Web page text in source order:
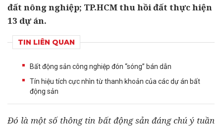
đất nông nghiệp; TP.HCM thu hồi đất thực hiện
13 dự án.
TIN LIÊN QUAN
Bất động sản công nghiệp đón “sóng” bán dẫn
Tín hiệu tích cực nhìn từ thanh khoản của các dự án bất
động sản
Đó là một số thông tin bất động sảnđáng chú ý tuần